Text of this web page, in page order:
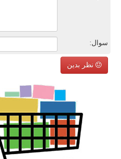
سوال:
نظر بدین